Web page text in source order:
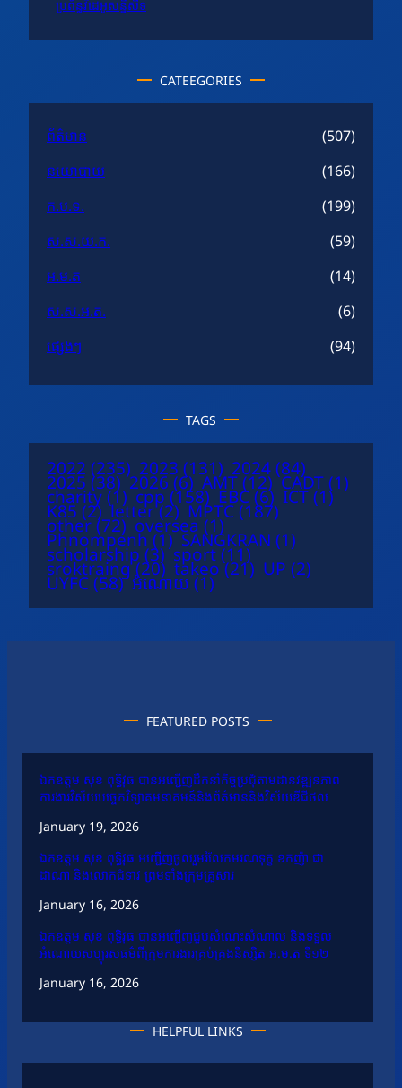
ប្រព័ន្ធវីដេអូសន្និសីទ
CATEEGORIES
ព័ត៌មាន
(507)
នយោបាយ
(166)
ក.ប.ទ.
(199)
ស.ស.យ.ក.
(59)
អ.ម.ត
(14)
ស.ស.អ.ត.
(6)
ផ្សេងៗ
(94)
TAGS
2022 (235) 2023 (131) 2024 (84)
2025 (38) 2026 (6) AMT (12) CADT (1)
charity (1) cpp (158) EBC (6) ICT (1)
K85 (2) letter (2) MPTC (187)
other (72) oversea (1)
Phnompenh (1) SANGKRAN (1)
scholarship (3) sport (11)
sroktraing (20) takeo (21) UP (2)
UYFC (58) អំណោយ (1)
FEATURED POSTS
ឯកឧត្តម សុខ ពុទ្ធិវុធ បានអញ្ជើញដឹកនាំកិច្ចប្រជុំតាមដានវឌ្ឍនភាព
ការងារវិស័យបច្ចេកវិទ្យាគមនាគមន៍និងព័ត៌មាននិងវិស័យឌីជីថល
January 19, 2026
ឯកឧត្តម សុខ ពុទ្ធិវុធ អញ្ជើញចូលរួមរំលែកមរណទុក្ខ ឧកញ៉ា ជា
ដាណា និងលោកជំទាវ ព្រមទាំងក្រុមគ្រួសារ
January 16, 2026
ឯកឧត្តម សុខ ពុទ្ធិវុធ បានអញ្ជើញជួបសំណេះសំណាល និងទទួល
អំណោយសប្បុរសធម៌ពីក្រុមការងារគ្រប់គ្រងនិស្សិត អ.ម.ត ទី១២
January 16, 2026
HELPFUL LINKS